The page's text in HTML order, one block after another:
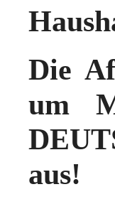
Die
um
aus!